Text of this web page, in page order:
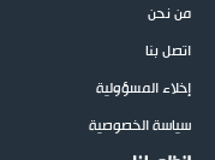
من نحن
اتصل بنا
إخلاء المسؤولية
سياسة الخصوصية